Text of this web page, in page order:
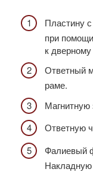
Пластину
при
к
Ответный
раме.
Магнитную
Ответную
Фалиевый